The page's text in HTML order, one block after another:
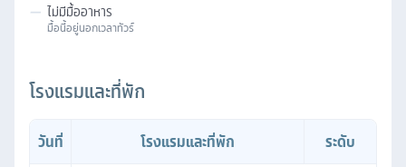
— ไม่มีมื้ออาหาร
มื้อนี้อยู่นอกเวลาทัวร์
โรงแรมและที่พัก
วันที่ โรงแรมและที่พัก
ระดับ